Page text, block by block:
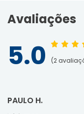
Avaliações
5.0 2
PAULO H.